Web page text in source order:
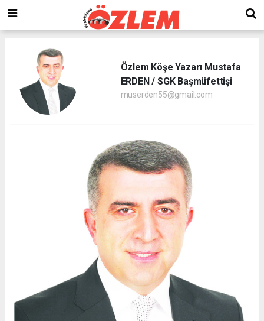
Özlem Köşe Yazarı Mustafa
ERDEN / SGK Başmüfettişi
muserden55@gmail.com